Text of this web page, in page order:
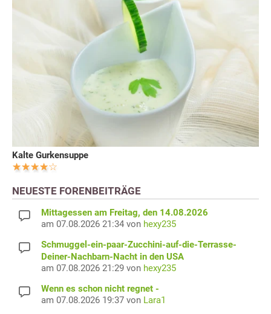
Kalte Gurkensuppe
NEUESTE FORENBEITRÄGE
Mittagessen am Freitag, den 14.08.2026
am 07.08.2026 21:34 von hexy235
Schmuggel-ein-paar-Zucchini-auf-die-Terrasse-
Deiner-Nachbarn-Nacht in den USA
am 07.08.2026 21:29 von hexy235
Wenn es schon nicht regnet -
am 07.08.2026 19:37 von Lara1